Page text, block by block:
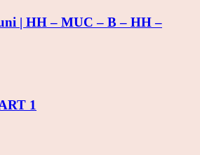
| HH – MUC – B – HH –
1